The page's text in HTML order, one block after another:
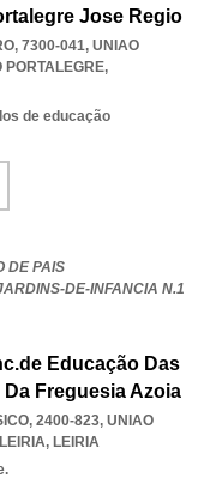
Jose Regio
7300-041, UNIAO
PORTALEGRE,
de educação
DE PAIS
DE-INFANCIA N.1
Educação Das
Freguesia Azoia
2400-823, UNIAO
, LEIRIA